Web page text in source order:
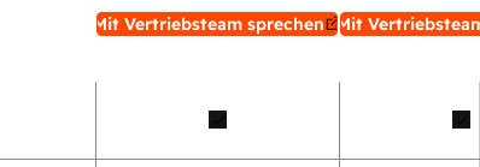
Mit Vertriebsteam sprechen Mit